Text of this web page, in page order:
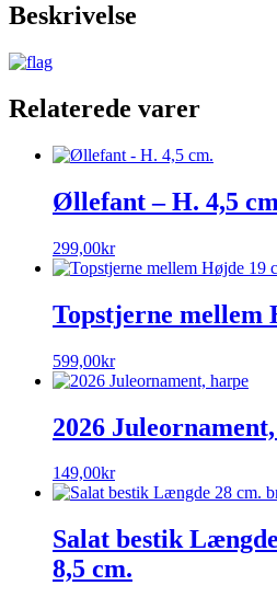
Beskrivelse
Relaterede varer
Øllefant – H. 4,5
299,00kr
Topstjerne mellem
599,00kr
2026
149,00kr
Salat bestik
8,5 cm.